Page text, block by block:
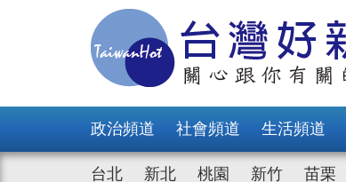
政治頻道 社會頻道 生活頻道
台北 新北 桃園 新竹 苗栗